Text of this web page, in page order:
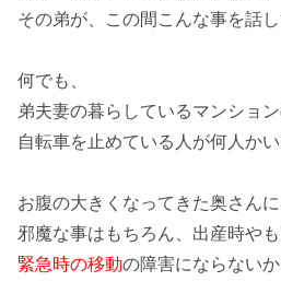
その弟が、この間こんな事を話し
何でも、
弟夫妻の暮らしているマンション
自転車を止めている人が何人かい
お腹の大きくなってきた奥さんに
邪魔な事はもちろん、出産時やも
緊急時の移動の障害にならないか